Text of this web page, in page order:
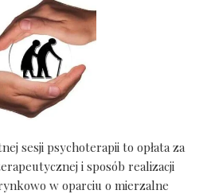
sesji psychoterapii to opłata za
i sposób realizacji
w oparciu o mierzalne